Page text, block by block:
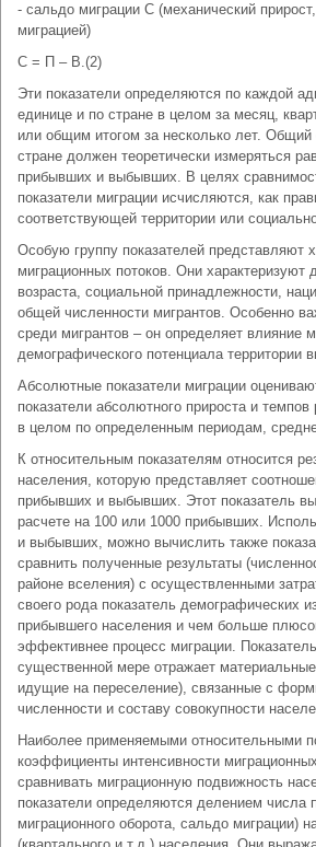
- сальдо миграции С (механический
миграцией)
С = П – В.(2)
Эти показатели определяются по каждой
единице и по стране в целом за месяц,
или общим итогом за несколько лет. Общий
стране должен теоретически измеряться
прибывших и выбывших. В целях
показатели миграции исчисляются, как
соответствующей территории или
Особую группу показателей представляют
миграционных потоков. Они характеризуют
возраста, социальной принадлежности,
общей численности мигрантов. Особенно
среди мигрантов – он определяет влияние
демографического потенциала территории
Абсолютные показатели миграции
показатели абсолютного прироста и
в целом по определенным периодам,
К относительным показателям относится
населения, которую представляет
прибывших и выбывших. Этот показатель
расчете на 100 или 1000 прибывших.
и выбывших, можно вычислить также
сравнить полученные результаты
районе вселения) с осуществленными
своего рода показатель демографических
прибывшего населения и чем больше
эффективнее процесс миграции.
существенной мере отражает
идущие на переселение), связанные с
численности и составу совокупности
Наиболее применяемыми относительными
коэффициенты интенсивности
сравнивать миграционную подвижность
показатели определяются делением
миграционного оборота, сальдо миграции)